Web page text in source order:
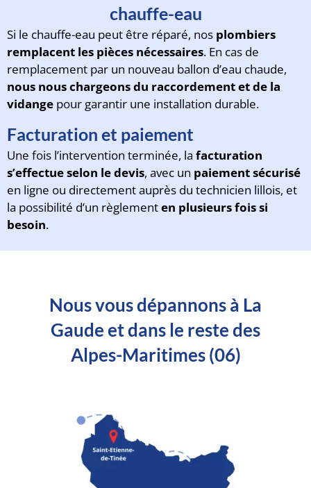
chauffe-eau
Si le chauffe-eau peut être réparé, nos plombiers
remplacent les pièces nécessaires. En cas de
remplacement par un nouveau ballon d’eau chaude,
nous nous chargeons du raccordement et de la
vidange pour garantir une installation durable.
Facturation et paiement
Une fois l’intervention terminée, la facturation
s’effectue selon le devis, avec un paiement sécurisé
en ligne ou directement auprès du technicien lillois, et
la possibilité d’un règlementen plusieurs fois si
besoin.
Nous vous dépannons à La
Gaude et dans le reste des
Alpes-Maritimes (06)